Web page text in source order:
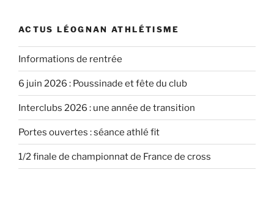
ACTUS LÉOGNAN ATHLÉTISME
Informations de rentrée
6 juin 2026 : Poussinade et fête du club
Interclubs 2026 : une année de transition
Portes ouvertes : séance athlé fit
1/2 finale de championnat de France de cross